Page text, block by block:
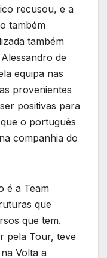
recusou, e a
também
também
de
equipa nas
provenientes
positivas para
o português
companhia do
é a Team
que
que tem.
pela Tour, teve
Volta a